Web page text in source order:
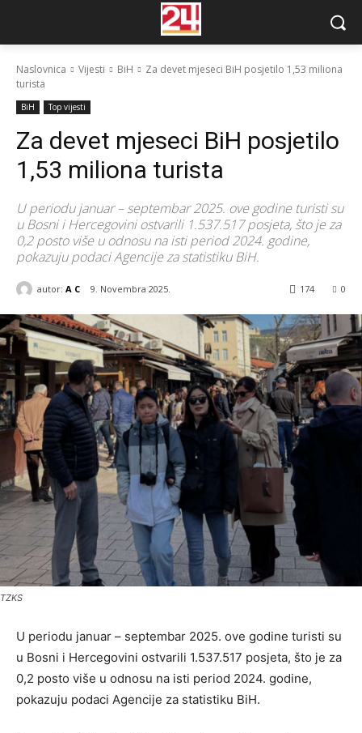
Naslovnica Vijesti BiH
Za devet mjeseci BiH posjetilo 1,53 miliona
turista
BiH Top vijesti
Za devet mjeseci BiH posjetilo
1,53 miliona turista
U periodu januar – septembar 2025. ove godine turisti su
u Bosni i Hercegovini ostvarili 1.537.517 posjeta, što je za
0,2 posto više u odnosu na isti period 2024. godine,
pokazuju podaci Agencije za statistiku BiH.
autor: A C 9. Novembra 2025. 0
174
TZKS
U periodu januar – septembar 2025. ove godine turisti su
u Bosni i Hercegovini ostvarili 1.537.517 posjeta, što je za
0,2 posto više u odnosu na isti period 2024. godine,
pokazuju podaci Agencije za statistiku BiH.